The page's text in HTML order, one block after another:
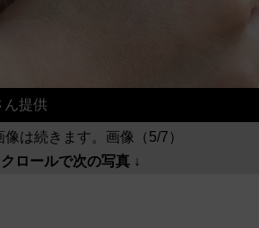
ん提供
像は続きます。画像（5/7）
クロールで次の写真 ↓